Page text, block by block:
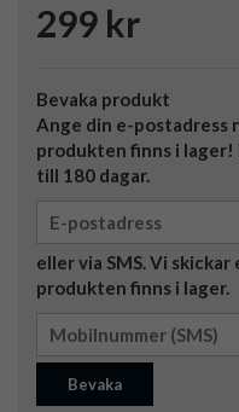
299 kr
Bevaka produkt
Ange din e-postadress
produkten finns i lager!
till 180 dagar.
eller via SMS. Vi
produkten finns i lager.
Bevaka